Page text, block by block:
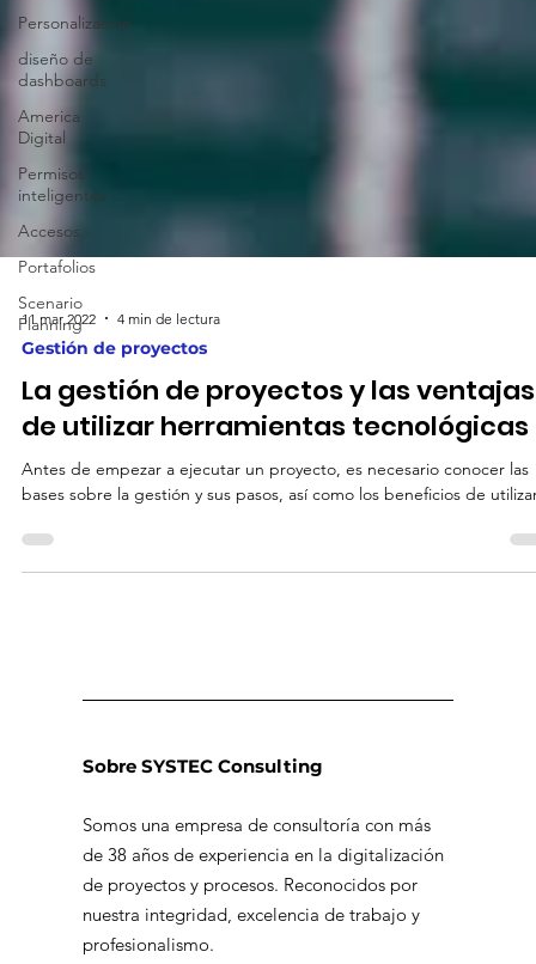
Personalización
diseño de
dashboards
America
Digital
Permisos
inteligentes
Accesos
Portafolios
Scenario
Planning
4 min de lectura
Gestión de proyectos
La gestión de proyectos y las ventajas
de utilizar herramientas tecnológicas
bases sobre la gestión y sus pasos, así como los beneficios de
Sobre SYSTEC Consulting
Somos una empresa de consultoría con más
de 38 años de experiencia en la digitalización
de proyectos y procesos. Reconocidos por